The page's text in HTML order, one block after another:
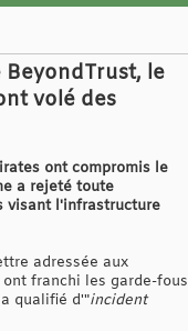
le
volé des
ont compromis le
a rejeté toute
visant l'infrastructure
adressée aux
franchi les garde-fous
qualifié d'"incident